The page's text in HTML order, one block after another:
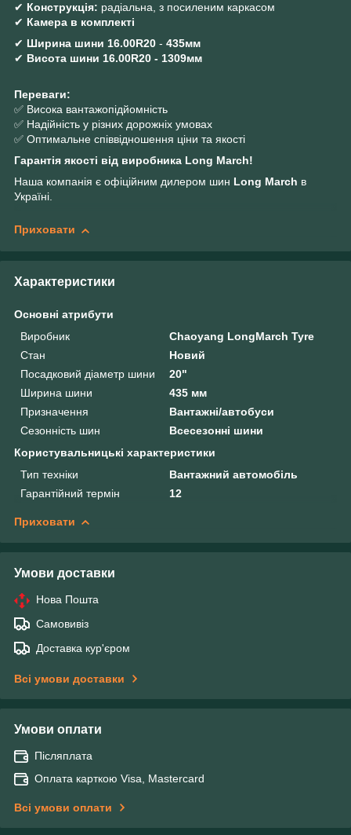
✔ Конструкція: радіальна, з посиленим каркасом
✔ Камера в комплекті
✔ Ширина шини 16.00R20 - 435мм
✔ Висота шини 16.00R20 - 1309мм
Переваги:
✅ Висока вантажопідйомність
✅ Надійність у різних дорожніх умовах
✅ Оптимальне співвідношення ціни та якості
Гарантія якості від виробника Long March!
Наша компанія є офіційним дилером шин Long March в
Україні.
Приховати
Характеристики
Основні атрибути
Виробник
Chaoyang LongMarch Tyre
Стан
Новий
Посадковий діаметр шини
20"
Ширина шини
435 мм
Призначення
Вантажні/автобуси
Сезонність шин
Всесезонні шини
Користувальницькі характеристики
Тип техніки
Вантажний автомобіль
Гарантійний термін
12
Приховати
Умови доставки
Нова Пошта
Самовивіз
Доставка кур'єром
Всі умови доставки
Умови оплати
Післяплата
Оплата карткою Visa, Mastercard
Всі умови оплати